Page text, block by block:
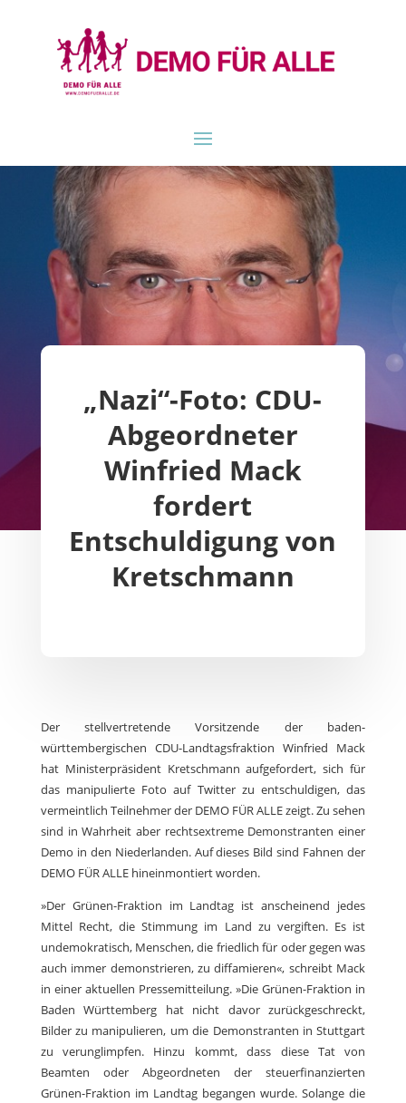
„Nazi“-Foto: CDU-
Abgeordneter
Winfried Mack
fordert
Entschuldigung von
Kretschmann
Der stellvertretende Vorsitzende der baden-
württembergischen CDU-Landtagsfraktion Winfried Mack
hat Ministerpräsident Kretschmann aufgefordert, sich für
das manipulierte Foto auf Twitter zu entschuldigen, das
vermeintlich Teilnehmer der DEMO FÜR ALLE zeigt. Zu sehen
sind in Wahrheit aber rechtsextreme Demonstranten einer
Demo in den Niederlanden. Auf dieses Bild sind Fahnen der
DEMO FÜR ALLE hineinmontiert worden.
»Der Grünen-Fraktion im Landtag ist anscheinend jedes
Mittel Recht, die Stimmung im Land zu vergiften. Es ist
undemokratisch, Menschen, die friedlich für oder gegen was
auch immer demonstrieren, zu diffamieren«, schreibt Mack
in einer aktuellen Pressemitteilung. »Die Grünen-Fraktion in
Baden Württemberg hat nicht davor zurückgeschreckt,
Bilder zu manipulieren, um die Demonstranten in Stuttgart
zu verunglimpfen. Hinzu kommt, dass diese Tat von
Beamten oder Abgeordneten der steuerfinanzierten
Grünen-Fraktion im Landtag begangen wurde. Solange die